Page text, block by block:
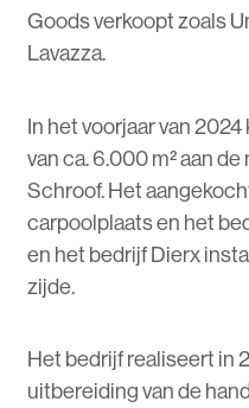
Goods verkoopt zoals
Lavazza.
In het voorjaar van
van ca. 6.000 m² aan
Schroof. Het
carpoolplaats en het
en het bedrijf Dierx
zijde.
Het bedrijf realiseert in
uitbereiding van de